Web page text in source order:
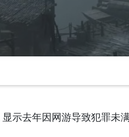
示去年因网游导致犯罪未